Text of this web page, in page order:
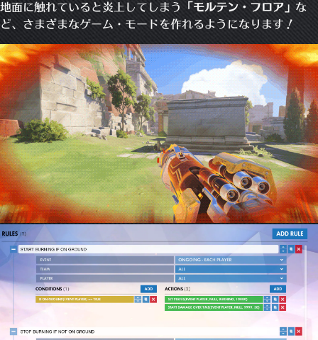
地面に触れていると炎上してしまう 「モルテン・フロア」 な
ど、さまざまなゲーム・モードを作れるようになります！